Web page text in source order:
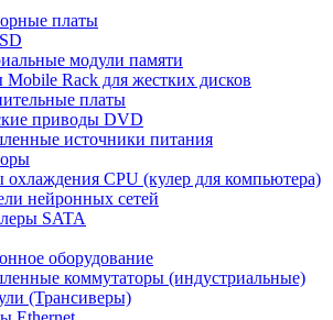
платы
модули памяти
Rack для жестких дисков
платы
приводы DVD
источники питания
CPU (кулер для компьютера)
нейронных сетей
SATA
оборудование
коммутаторы (индустриальные)
(Трансиверы)